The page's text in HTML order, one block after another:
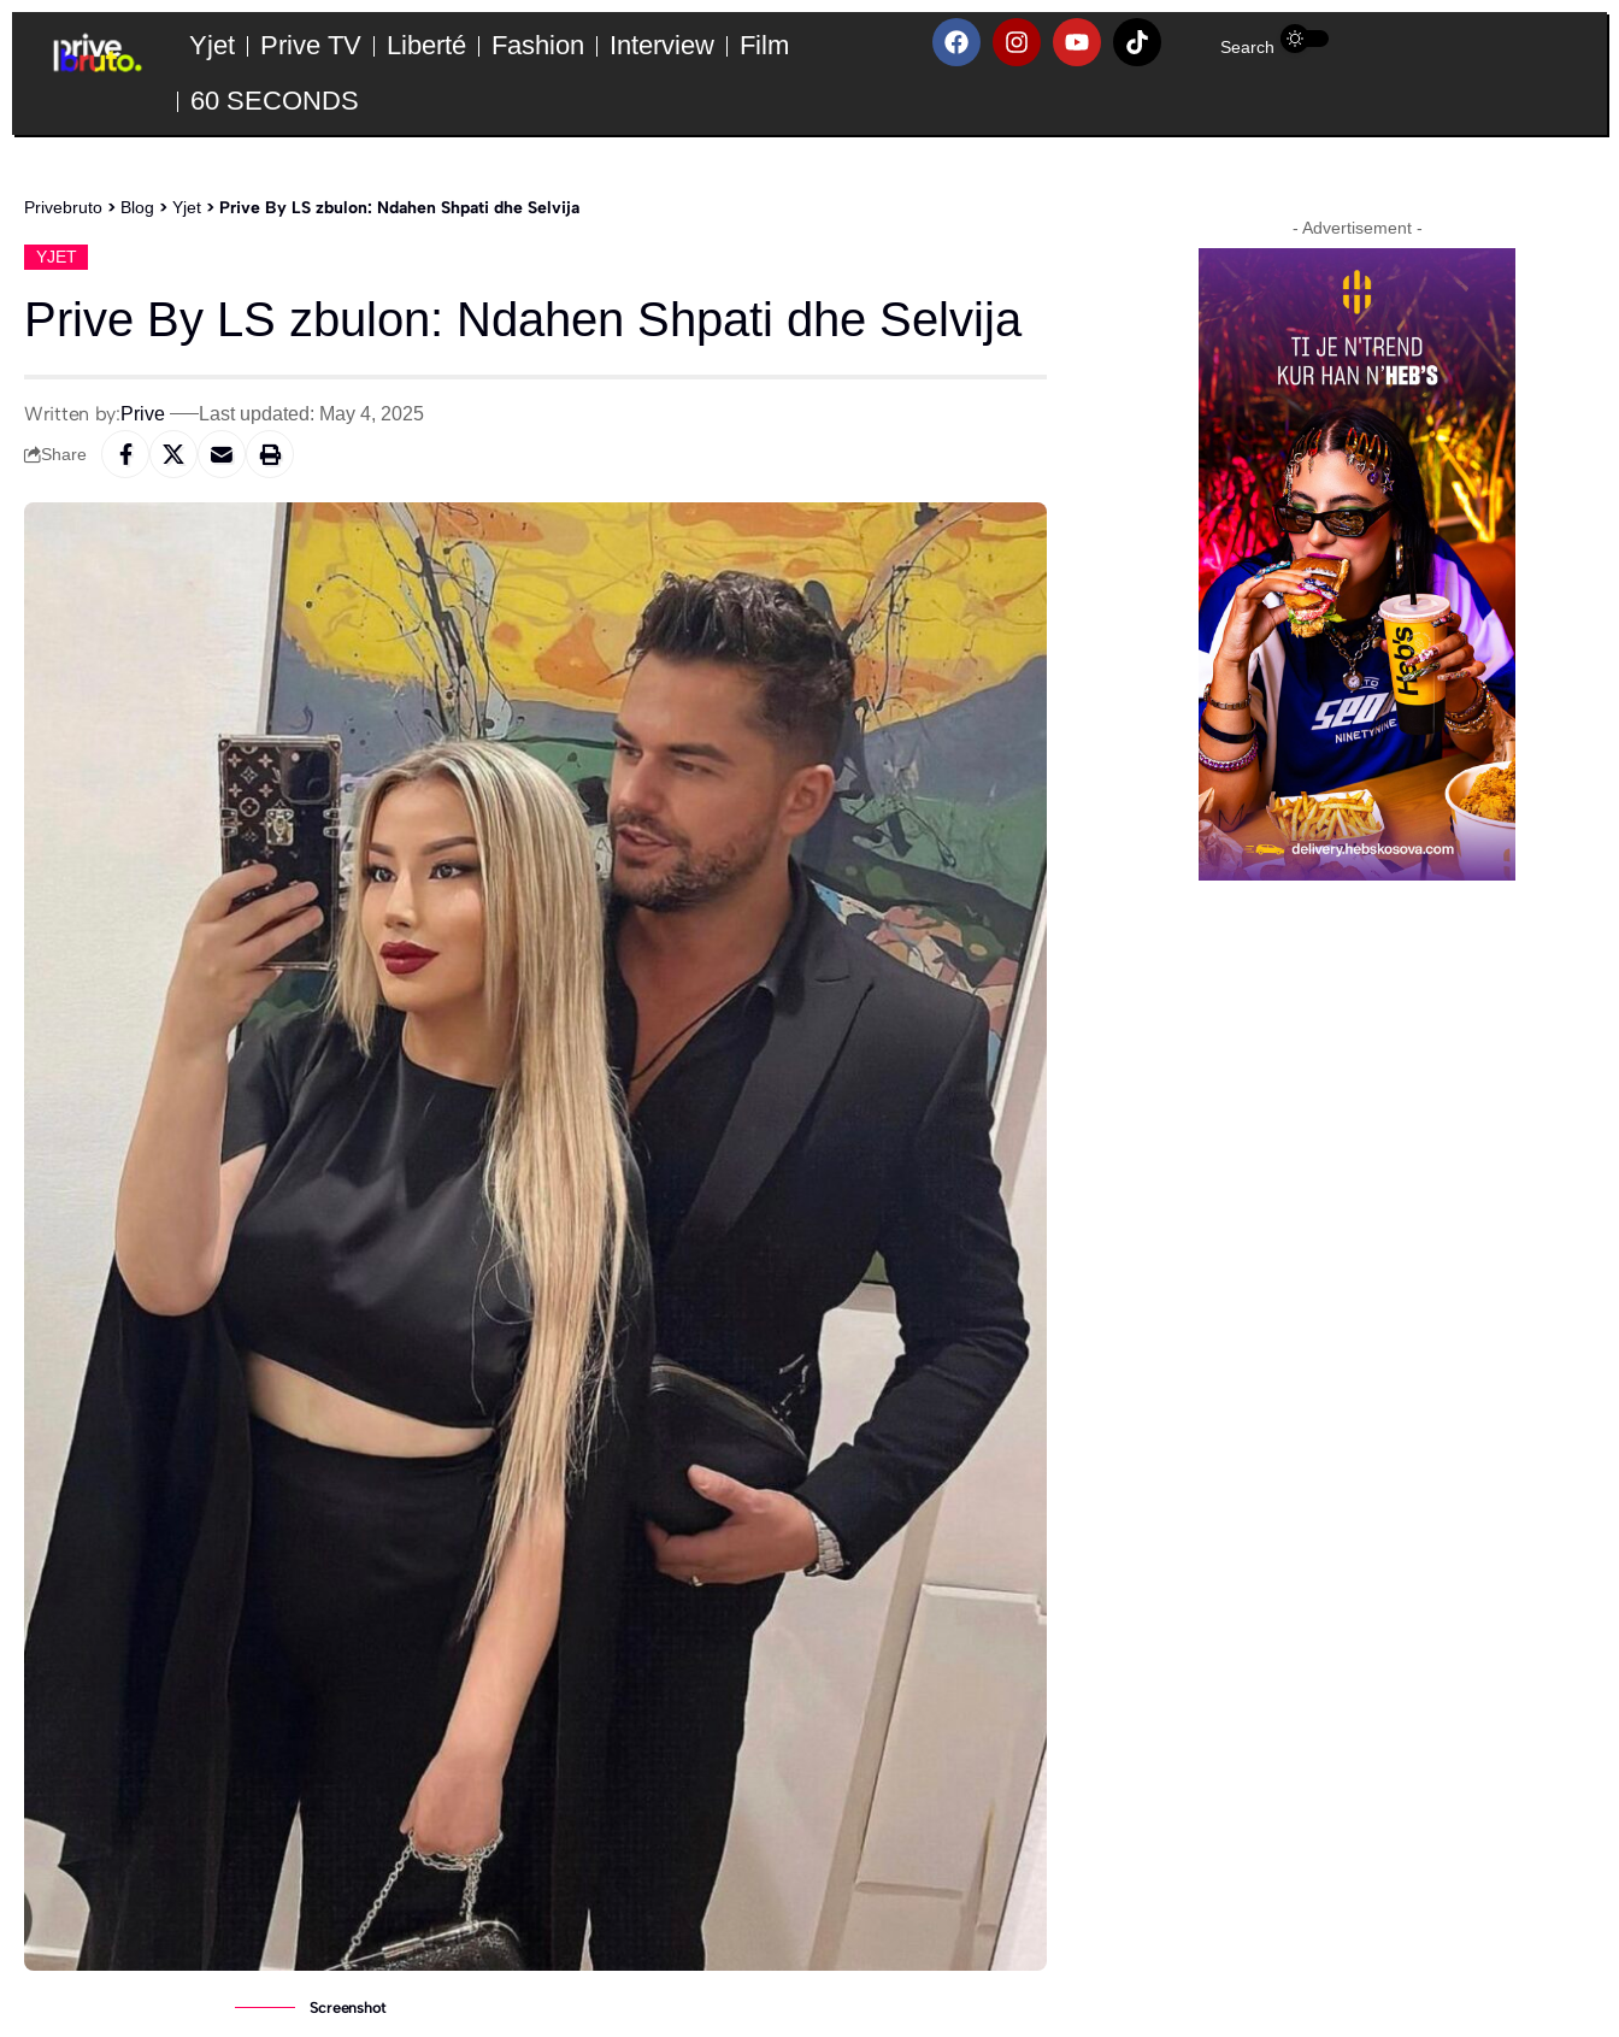
Yjet Prive TV Liberté Fashion Interview
Film
60 SECONDS
Search
Privebruto > Blog > Yjet > Prive By LS zbulon: Ndahen Shpati dhe Selvija
YJET
Prive By LS zbulon: Ndahen Shpati dhe Selvija
Written by:Prive Last updated: May 4, 2025
Share
Screenshot
- Advertisement -